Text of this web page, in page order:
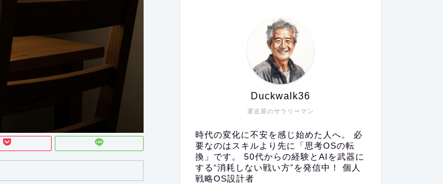
運送屋のサラリーマン
Duckwalk36
時代の変化に不安を感じ始めた人へ。 必
要なのはスキルより先に「思考OSの転
換」です。 50代からの経験とAIを武器に
する“消耗しない戦い方”を発信中！ 個人
戦略OS設計者